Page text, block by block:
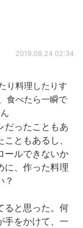
2019.08.24 02:34
り料理したりす
食べたら一瞬で
だったこともあ
ともあるし、
ールできないか
に、作った料理
？
ると思った。何
手をかけて、一